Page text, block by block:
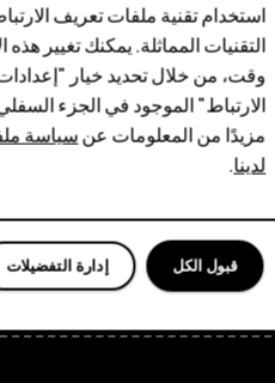
Linkedin
Discord
استخدام تقنية ملفات تعريف
التقنيات المماثلة. يمكنك تغيير
وقت، من خلال تحديد خيار
الارتباط" الموجود في الجزء
مزيدًا من المعلومات عنسياسة
لدينا.
إدارة التفضيلات قبول الكل